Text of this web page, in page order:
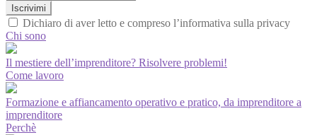
Iscrivimi
Dichiaro di aver letto e compreso l’informativa sulla privacy
Chi sono
Il mestiere dell’imprenditore? Risolvere problemi!
Come lavoro
Formazione e affiancamento operativo e pratico, da imprenditore a
imprenditore
Perchè